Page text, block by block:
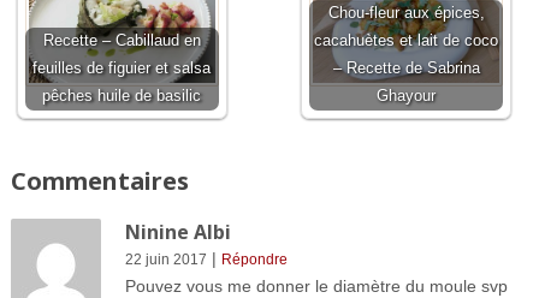
Recette – Cabillaud en
feuilles de figuier et salsa
pêches huile de basilic
Chou-fleur aux épices,
cacahuètes et lait de coco
– Recette de Sabrina
Ghayour
Commentaires
Ninine Albi
22 juin 2017 | Répondre
Pouvez vous me donner le diamètre du moule svp